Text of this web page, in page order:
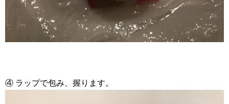
④ ラップで包み、握ります。